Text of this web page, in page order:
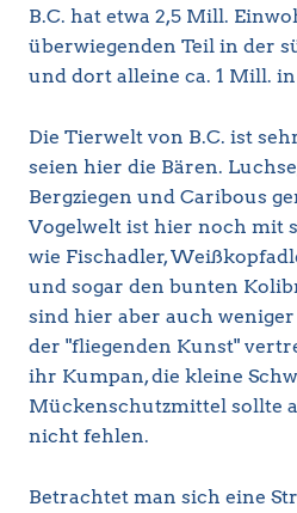
B.C. hat etwa 2,5 Mill.
überwiegenden Teil in der
und dort alleine ca. 1 Mill.
Die Tierwelt von B.C. ist
seien hier die Bären.
Bergziegen und Caribous
Vogelwelt ist hier noch mit
wie Fischadler,
und sogar den bunten
sind hier aber auch
der "fliegenden Kunst"
ihr Kumpan, die kleine
Mückenschutzmittel sollte
nicht fehlen.
Betrachtet man sich eine